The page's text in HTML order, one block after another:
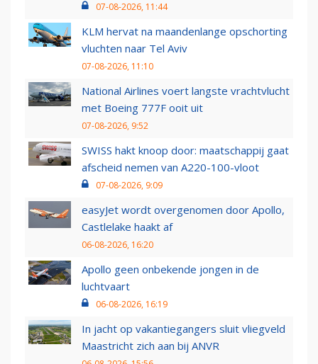
07-08-2026, 11:44
KLM hervat na maandenlange opschorting
vluchten naar Tel Aviv
07-08-2026, 11:10
National Airlines voert langste vrachtvlucht
met Boeing 777F ooit uit
07-08-2026, 9:52
SWISS hakt knoop door: maatschappij gaat
afscheid nemen van A220-100-vloot
07-08-2026, 9:09
easyJet wordt overgenomen door Apollo,
Castlelake haakt af
06-08-2026, 16:20
Apollo geen onbekende jongen in de
luchtvaart
06-08-2026, 16:19
In jacht op vakantiegangers sluit vliegveld
Maastricht zich aan bij ANVR